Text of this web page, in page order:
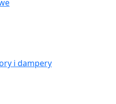
i dampery